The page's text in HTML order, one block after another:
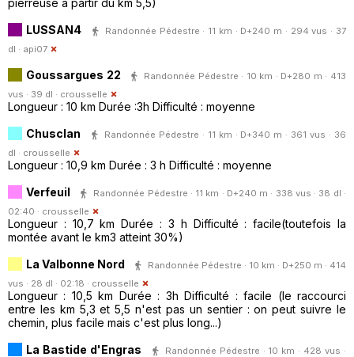
pierreuse à partir du km 5,5)
LUSSAN4
Randonnée Pédestre · 11 km · D+240 m · 294 vus · 37
dl · api07
Goussargues 22
Randonnée Pédestre · 10 km · D+280 m · 413
vus · 39 dl · crousselle
Longueur : 10 km Durée :3h Difficulté : moyenne
Chusclan
Randonnée Pédestre · 11 km · D+340 m · 361 vus · 36
dl · crousselle
Longueur : 10,9 km Durée : 3 h Difficulté : moyenne
Verfeuil
Randonnée Pédestre · 11 km · D+240 m · 338 vus · 38 dl ·
02:40 · crousselle
Longueur : 10,7 km Durée : 3 h Difficulté : facile(toutefois la
montée avant le km3 atteint 30%)
La Valbonne Nord
Randonnée Pédestre · 10 km · D+250 m · 414
vus · 28 dl · 02:18 · crousselle
Longueur : 10,5 km Durée : 3h Difficulté : facile (le raccourci
entre les km 5,3 et 5,5 n'est pas un sentier : on peut suivre le
chemin, plus facile mais c'est plus long...)
La Bastide d'Engras
Randonnée Pédestre · 10 km · 428 vus ·